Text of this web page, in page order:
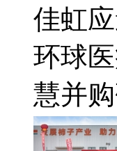
佳虹
环球
慧并